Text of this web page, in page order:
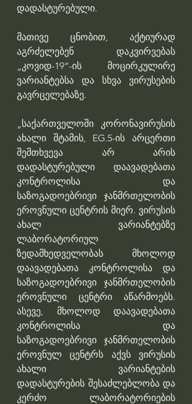
დადასტურებული.
მათივე ცნობით, აქტიურად
აგრძელებენ დაკვირვებას
„კოვიდ-19“-ის მოცირკულირე
ვარიანტებსა და სხვა ვირუსების
გავრცელებაზე.
„საქართველოში კორონავირუსის
ახალი შტამის, EG.5-ის არცერთი
შემთხვევა არ არის
დადასტურებული დაავადებათა
კონტროლისა და
საზოგადოებრივი ჯანმრთელობის
ეროვნული ცენტრის მიერ. ვირუსის
ახალ ვარიანტებზე
ლაბორატორიულ
ზედამხედველობას მხოლოდ
დაავადებათა კონტროლისა და
საზოგადოებრივი ჯანმრთელობის
ეროვნული ცენტრი აწარმოებს.
ასევე, მხოლოდ დაავადებათა
კონტროლისა და
საზოგადოებრივი ჯანმრთელობის
ეროვნულ ცენტრს აქვს ვირუსის
ახალი ვარიანტების
დადასტურების შესაძლებლობა და
კერძო ლაბორატორიების